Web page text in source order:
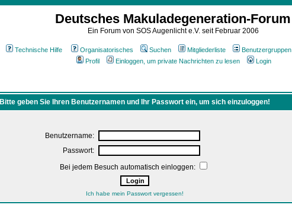
Deutsches Makuladegeneration-Forum
Ein Forum von SOS Augenlicht e.V. seit Februar 2006
Technische Hilfe Organisatorisches Suchen Mitgliederliste Benutzergruppen
Profil
Einloggen, um private Nachrichten zu lesen Login
Bitte geben Sie Ihren Benutzernamen und Ihr Passwort ein, um sich einzuloggen!
Benutzername:
Passwort:
Bei jedem Besuch automatisch einloggen:
Ich habe mein Passwort vergessen!